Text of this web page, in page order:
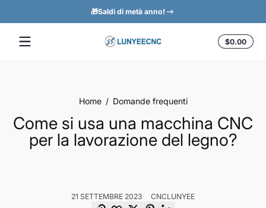
🎁Saldi di metà anno!
$0.00
Home Domande frequenti
Come si usa una macchina CNC
per la lavorazione del legno?
21 SETTEMBRE 2023 CNCLUNYEE
Copia link Facebook
TwitterPinterest
LinkedIn